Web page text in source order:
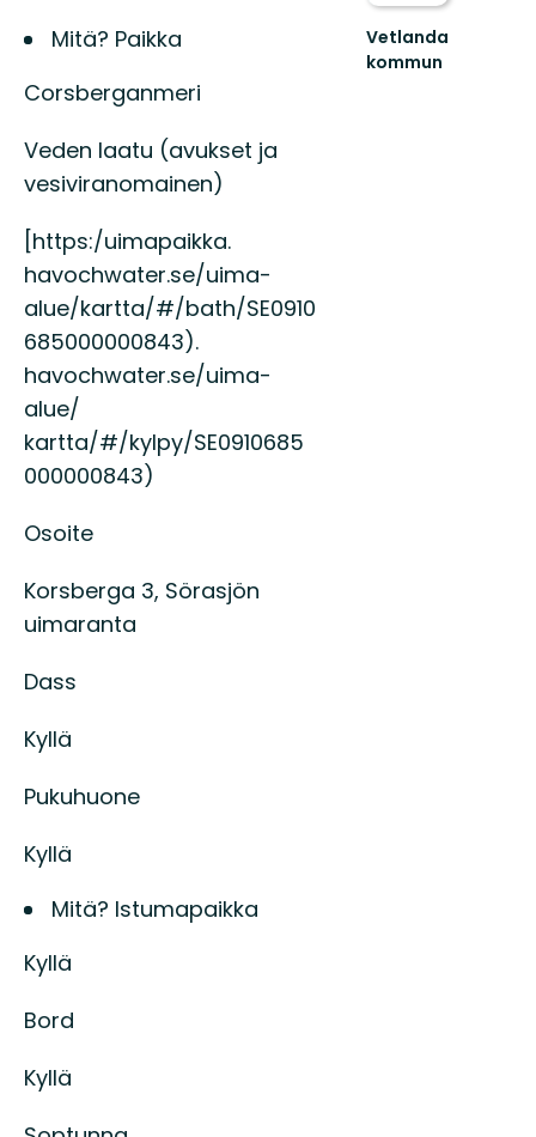
Mitä? Paikka
Corsberganmeri
Veden laatu (avukset ja
vesiviranomainen)
[https:/uimapaikka.
havochwater.se/uima-
alue/kartta/#/bath/SE0910
685000000843).
havochwater.se/uima-
alue/
kartta/#/kylpy/SE0910685
000000843)
Osoite
Korsberga 3, Sörasjön
uimaranta
Dass
Kyllä
Pukuhuone
Kyllä
Mitä? Istumapaikka
Kyllä
Bord
Kyllä
Vetlanda
kommun